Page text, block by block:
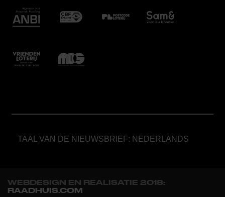
TAAL VAN DE NIEUWSBRIEF: NEDERLANDS
WEBDESIGN EN REALISATIE 2018:
RAADHUIS.COM